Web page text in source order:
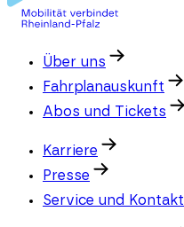
Über uns
Fahrplanauskunft
Abos und Tickets
Karriere
Presse
Service und Kontakt